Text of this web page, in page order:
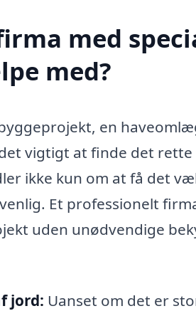
med
med?
en
vigtigt at finde det
ikke kun om at få det
Et professionelt
uden unødvendige
jord: Uanset om det er